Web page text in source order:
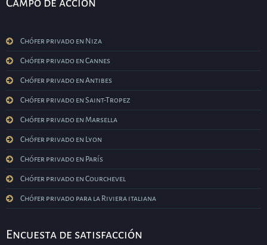
Chófer privado en Niza
Chófer privado en Cannes
Chófer privado en Antibes
Chófer privado en Saint-Tropez
Chófer privado en Marsella
Chófer privado en Lyon
Chófer privado en París
Chófer privado en Courchevel
Chófer privado para la Riviera italiana
Encuesta de satisfacción